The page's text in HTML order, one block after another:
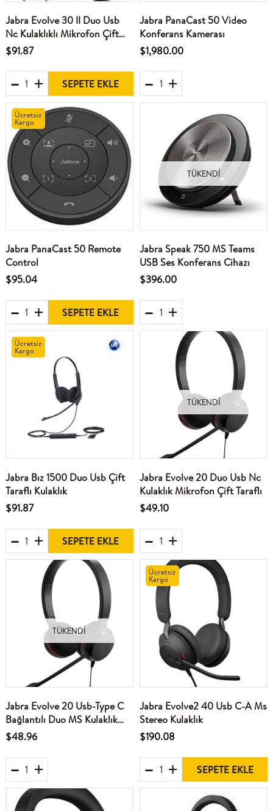
Jabra Evolve 30 II Duo Usb
Nc Kulaklıklı Mikrofon Çift
Taraflı
$91.87
SEPETE EKLE
Jabra PanaCast 50 Video
Konferans Kamerası
$1,980.00
Jabra PanaCast 50 Remote
Control
$95.04
SEPETE EKLE
Ücretsiz
Kargo
TÜKENDI
Jabra Speak 750 MS Teams
USB Ses Konferans Cihazı
$396.00
Jabra Bız 1500 Duo Usb Çift
Taraflı Kulaklık
$91.87
SEPETE EKLE
Ücretsiz
Kargo
TÜKENDI
Jabra Evolve 20 Duo Usb Nc
Kulaklık Mikrofon Çift Taraflı
$49.10
TÜKENDI
Jabra Evolve 20 Usb-Type C
Bağlantılı Duo MS Kulaklık
Mikrofon Çift Taraflı
$48.96
Jabra Evolve2 40 Usb C-A Ms
Stereo Kulaklık
$190.08
SEPETE EKLE
Ücretsiz
Kargo